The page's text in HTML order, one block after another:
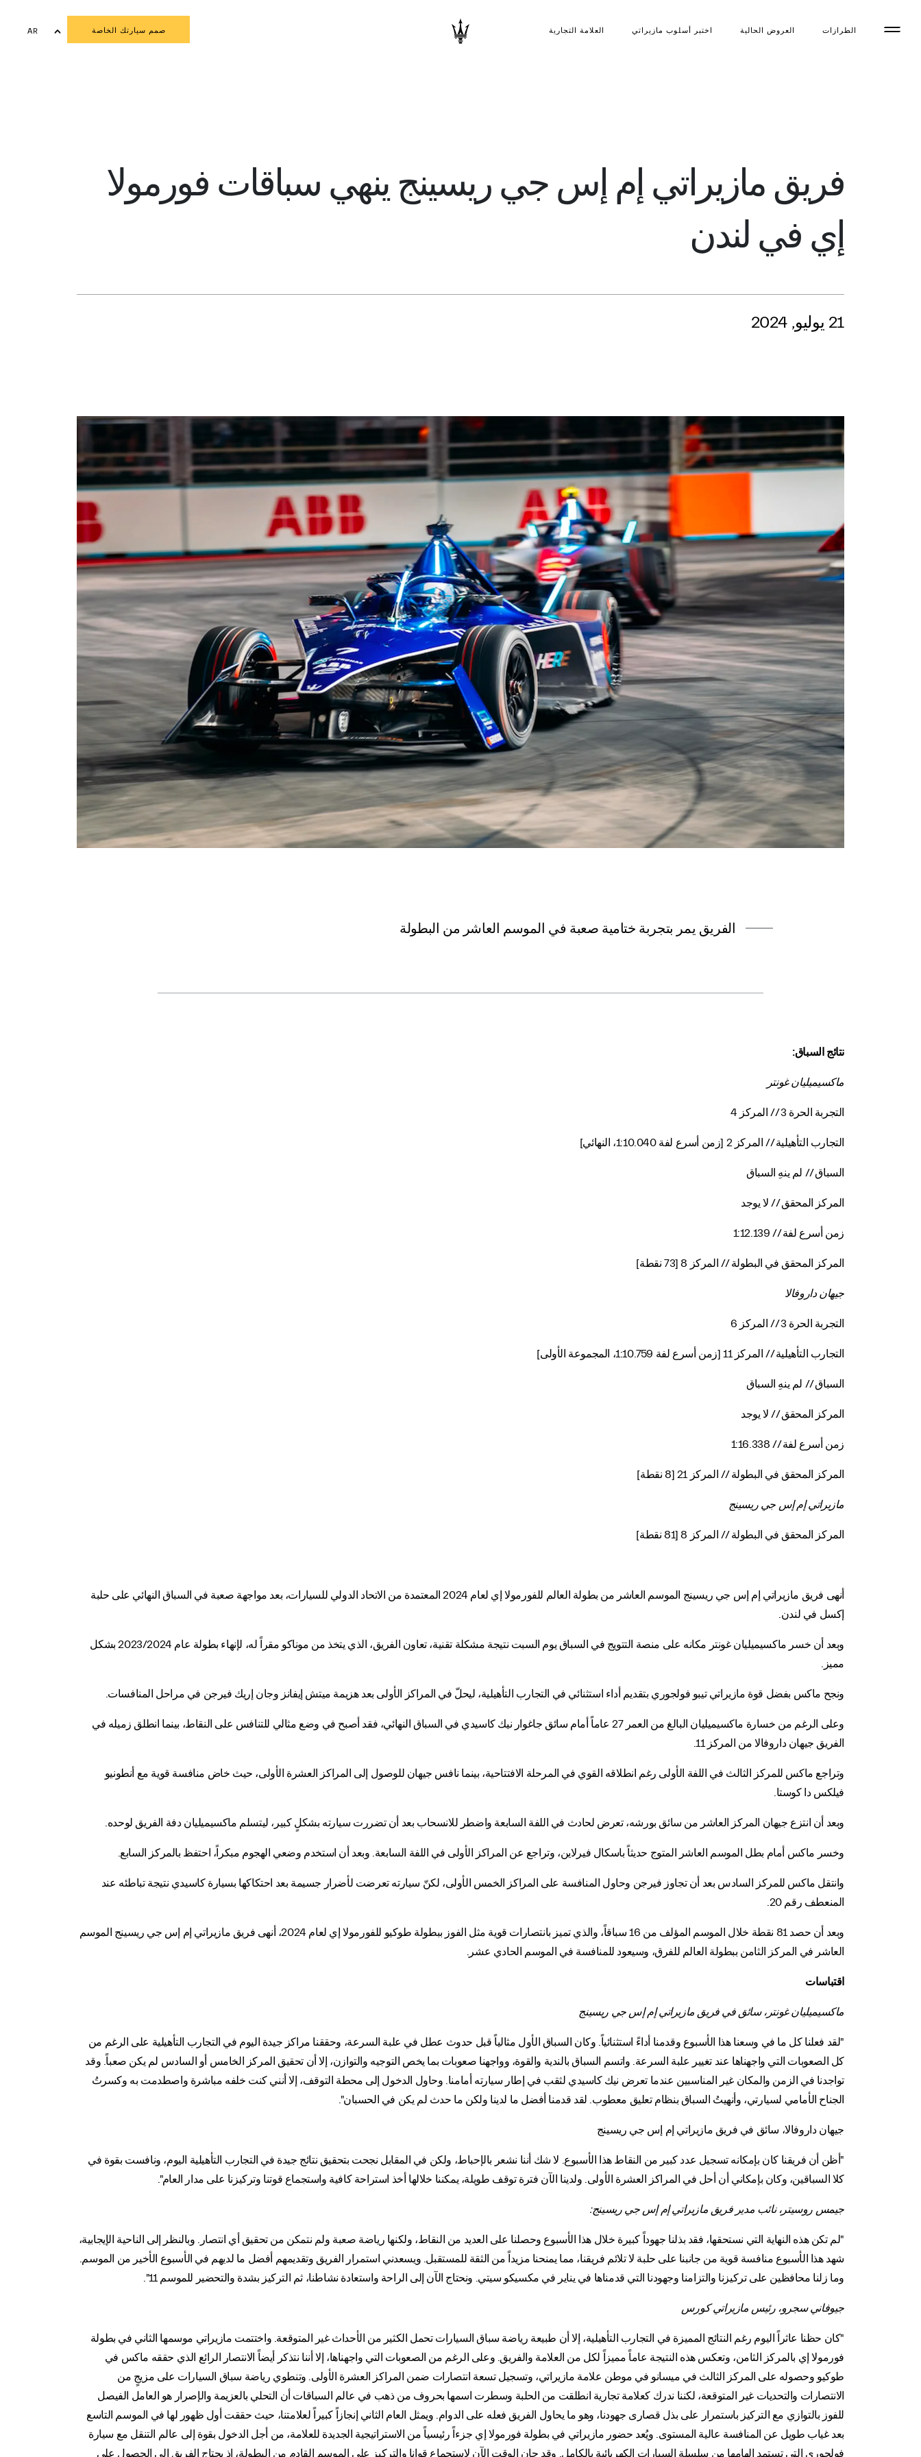
الطرازات العروض الحالية اختبر أسلوب مازیراتي العلامة التجارية صمم سيارتك الخاصة
AR
فريق مازيراتي إم إس جي ريسينج ينهي سباقات فورمولا
إي في لندن
21 يوليو, 2024
الفريق يمر بتجربة ختامية صعبة في الموسم العاشر من البطولة
نتائج السباق:
ماكسيميليان غونتر
التجربة الحرة 3 // المركز 4
التجارب التأهيلية // المركز 2 [زمن أسرع لفة 1:10.040، النهائي]
السباق // لم ينهِ السباق
المركز المحقق // لا يوجد
زمن أسرع لفة // 1:12.139
المركز المحقق في البطولة // المركز 8 [73 نقطة]
جيهان داروفالا
التجربة الحرة 3 // المركز 6
التجارب التأهيلية // المركز 11 [زمن أسرع لفة 1:10.759، المجموعة الأولى]
السباق // لم ينهِ السباق
المركز المحقق // لا يوجد
زمن أسرع لفة // 1:16.338
المركز المحقق في البطولة // المركز 21 [8 نقطة]
مازيراتي إم إس جي ريسينج
المركز المحقق في البطولة // المركز 8 [81 نقطة]
أنهى فريق مازيراتي إم إس جي ريسينج الموسم العاشر من بطولة العالم للفورمولا إي لعام 2024 المعتمدة من الاتحاد الدولي للسيارات، بعد مواجهة صعبة في السباق النهائي على حلبة
إكسل في لندن.
وبعد أن خسر ماكسيميليان غونتر مكانه على منصة التتويج في السباق يوم السبت نتيجة مشكلة تقنية، تعاون الفريق، الذي يتخذ من موناكو مقراً له، لإنهاء بطولة عام 2023/2024 بشكل
مميز.
ونجح ماكس بفضل قوة مازيراتي تيبو فولجوري بتقديم أداء استثنائي في التجارب التأهيلية، ليحلّ في المراكز الأولى بعد هزيمة ميتش إيفانز وجان إريك فيرجن في مراحل المنافسات.
وعلى الرغم من خسارة ماكسيميليان البالغ من العمر 27 عاماً أمام سائق جاغوار نيك كاسيدي في السباق النهائي، فقد أصبح في وضع مثالي للتنافس على النقاط، بينما انطلق زميله في
الفريق جيهان داروفالا من المركز 11.
وتراجع ماكس للمركز الثالث في اللفة الأولى رغم انطلاقه القوي في المرحلة الافتتاحية، بينما نافس جيهان للوصول إلى المراكز العشرة الأولى، حيث خاض منافسة قوية مع أنطونيو
فيلكس دا كوستا.
وبعد أن انتزع جيهان المركز العاشر من سائق بورشه، تعرض لحادث في اللفة السابعة واضطر للانسحاب بعد أن تضررت سيارته بشكلٍ كبير، ليتسلم ماكسيميليان دفة الفريق لوحده.
وخسر ماكس أمام بطل الموسم العاشر المتوج حديثاً باسكال فيرلاين، وتراجع عن المراكز الأولى في اللفة السابعة. وبعد أن استخدم وضعي الهجوم مبكراً، احتفظ بالمركز السابع.
وانتقل ماكس للمركز السادس بعد أن تجاوز فيرجن وحاول المنافسة على المراكز الخمس الأولى، لكنّ سيارته تعرضت لأضرار جسيمة بعد احتكاكها بسيارة كاسيدي نتيجة تباطئه عند
المنعطف رقم 20.
وبعد أن حصد 81 نقطة خلال الموسم المؤلف من 16 سباقاً، والذي تميز بانتصارات قوية مثل الفوز ببطولة طوكيو للفورمولا إي لعام 2024، أنهى فريق مازيراتي إم إس جي ريسينج الموسم
العاشر في المركز الثامن ببطولة العالم للفرق، وسيعود للمنافسة في الموسم الحادي عشر.
اقتباسات
ماكسيميليان غونتر، سائق في فريق مازيراتي إم إس جي ريسينج
"لقد فعلنا كل ما في وسعنا هذا الأسبوع وقدمنا أداءً استثنائياً. وكان السباق الأول مثالياً قبل حدوث عطل في علبة السرعة، وحققنا مراكز جيدة اليوم في التجارب التأهيلية على الرغم من
كل الصعوبات التي واجهناها عند تغيير علبة السرعة. واتسم السباق بالندية والقوة، وواجهنا صعوبات بما يخص التوجيه والتوازن، إلا أن تحقيق المركز الخامس أو السادس لم يكن صعباً. وقد
تواجدنا في الزمن والمكان غير المناسبين عندما تعرض نيك كاسيدي لثقب في إطار سيارته أمامنا. وحاول الدخول إلى محطة التوقف، إلا أنني كنت خلفه مباشرة واصطدمت به وكسرتُ
الجناح الأمامي لسيارتي، وأنهيتُ السباق بنظام تعليق معطوب. لقد قدمنا أفضل ما لدينا ولكن ما حدث لم يكن في الحسبان".
جيهان داروفالا، سائق في فريق مازيراتي إم إس جي ريسينج
"أظن أن فريقنا كان بإمكانه تسجيل عدد كبير من النقاط هذا الأسبوع. لا شك أننا نشعر بالإحباط، ولكن في المقابل نجحت بتحقيق نتائج جيدة في التجارب التأهيلية اليوم، ونافست بقوة في
كلا السباقين، وكان بإمكاني أن أحل في المراكز العشرة الأولى. ولدينا الآن فترة توقف طويلة، يمكننا خلالها أخذ استراحة كافية واستجماع قوتنا وتركيزنا على مدار العام".
جيمس روسيتر، نائب مدير فريق مازيراتي إم إس جي ريسينج:
"لم تكن هذه النهاية التي نستحقها، فقد بذلنا جهوداً كبيرة خلال هذا الأسبوع وحصلنا على العديد من النقاط، ولكنها رياضة صعبة ولم نتمكن من تحقيق أي انتصار. وبالنظر إلى الناحية الإيجابية،
شهد هذا الأسبوع منافسة قوية من جانبنا على حلبة لا تلائم فريقنا، مما يمنحنا مزيداً من الثقة للمستقبل. ويسعدني استمرار الفريق وتقديمهم أفضل ما لديهم في الأسبوع الأخير من الموسم.
وما زلنا محافظين على تركيزنا والتزامنا وجهودنا التي قدمناها في يناير في مكسيكو سيتي. ونحتاج الآن إلى الراحة واستعادة نشاطنا، ثم التركيز بشدة والتحضير للموسم 11".
جيوفاني سجرو، رئيس مازيراتي كورس
"كان حظنا عاثراً اليوم رغم النتائج المميزة في التجارب التأهيلية، إلا أن طبيعة رياضة سباق السيارات تحمل الكثير من الأحداث غير المتوقعة. واختتمت مازيراتي موسمها الثاني في بطولة
فورمولا إي بالمركز الثامن، وتعكس هذه النتيجة عاماً مميزاً لكل من العلامة والفريق. وعلى الرغم من الصعوبات التي واجهناها، إلا أننا نتذكر أيضاً الانتصار الرائع الذي حققه ماكس في
طوكيو وحصوله على المركز الثالث في ميسانو في موطن علامة مازيراتي، وتسجيل تسعة انتصارات ضمن المراكز العشرة الأولى. وتنطوي رياضة سباق السيارات على مزيجٍ من
الانتصارات والتحديات غير المتوقعة، لكننا ندرك كعلامة تجارية انطلقت من الحلبة وسطرت اسمها بحروف من ذهب في عالم السباقات أن التحلي بالعزيمة والإصرار هو العامل الفيصل
للفوز بالتوازي مع التركيز باستمرار على بذل قصارى جهودنا، وهو ما يحاول الفريق فعله على الدوام. ويمثل العام الثاني إنجازاً كبيراً لعلامتنا، حيث حققت أول ظهور لها في الموسم التاسع
بعد غياب طويل عن المنافسة عالية المستوى. ويُعد حضور مازيراتي في بطولة فورمولا إي جزءاً رئيسياً من الاستراتيجية الجديدة للعلامة، من أجل الدخول بقوة إلى عالم التنقل مع سيارة
فولجوري التي تستمد إلهامها من سلسلة السيارات الكهربائية بالكامل. وقد حان الوقت الآن لاستجماع قوانا والتركيز على الموسم القادم من البطولة، إذ يحتاج الفريق إلى الحصول على